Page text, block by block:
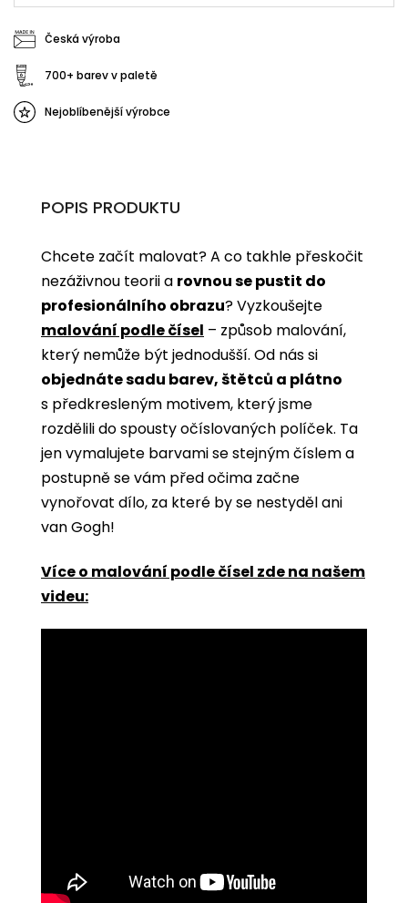
Česká výroba
700+ barev v paletě
Nejoblíbenější výrobce
POPIS PRODUKTU
Chcete začít malovat? A co takhle přeskočit
nezáživnou teorii a rovnou se pustit do
profesionálního obrazu? Vyzkoušejte
malování podle čísel ­­– způsob malování,
který nemůže být jednodušší. Od nás si
objednáte sadu barev, štětců a plátno
s předkresleným motivem, který jsme
rozdělili do spousty očíslovaných políček. Ta
jen vymalujete barvami se stejným číslem a
postupně se vám před očima začne
vynořovat dílo, za které by se nestyděl ani
van Gogh!
Více o malování podle čísel zde na našem
videu: